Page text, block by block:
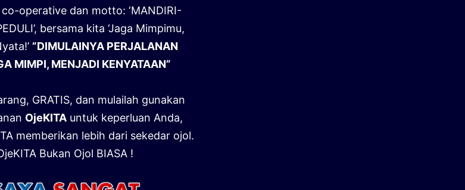
operative dan motto: ‘MANDIRI-
bersama kita ‘Jaga Mimpimu,
”DIMULAINYA PERJALANAN
MIMPI, MENJADI KENYATAAN”
GRATIS, dan mulailah gunakan
OjeKITA untuk keperluan Anda,
memberikan lebih dari sekedar ojol.
Bukan Ojol BIASA !